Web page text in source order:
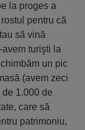
la proges a
pentru că
să vină
turişti la
un pic
(avem zeci
1.000 de
care să
patrimoniu,